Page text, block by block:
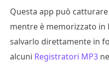
Questa app può
mentre è memorizzato in
salvarlo direttamente in
alcuni Registratori MP3